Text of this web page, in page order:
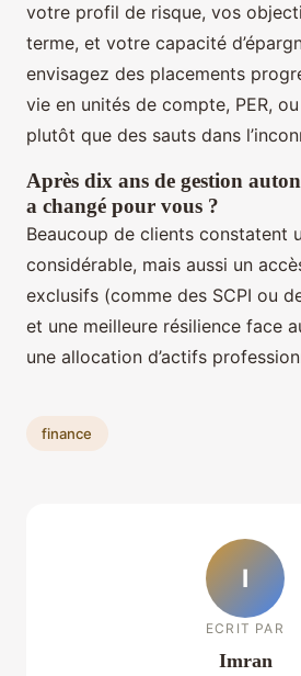
votre profil de risque, vos
terme, et votre capacité
envisagez des placements
vie en unités de compte, PER,
plutôt que des sauts dans
Après dix ans de gestion
a changé pour vous ?
Beaucoup de clients constatent
considérable, mais aussi un
exclusifs (comme des SCPI ou
et une meilleure résilience face
une allocation d’actifs
finance
I
ECRIT PAR
Imran